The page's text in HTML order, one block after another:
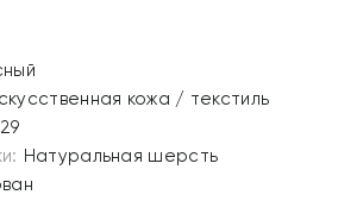
кожа / текстиль
Натуральная шерсть